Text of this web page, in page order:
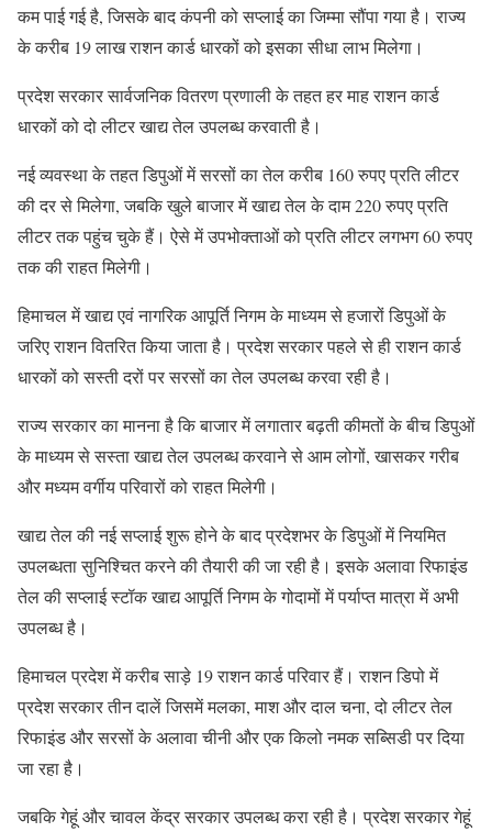
कम पाई गई है, जिसके बाद कंपनी को सप्लाई का जिम्मा सौंपा गया है। राज्य
के करीब 19 लाख राशन कार्ड धारकों को इसका सीधा लाभ मिलेगा।
प्रदेश सरकार सार्वजनिक वितरण प्रणाली के तहत हर माह राशन कार्ड
धारकों को दो लीटर खाद्य तेल उपलब्ध करवाती है।
नई व्यवस्था के तहत डिपुओं में सरसों का तेल करीब 160 रुपए प्रति लीटर
की दर से मिलेगा, जबकि खुले बाजार में खाद्य तेल के दाम 220 रुपए प्रति
लीटर तक पहुंच चुके हैं। ऐसे में उपभोक्ताओं को प्रति लीटर लगभग 60 रुपए
तक की राहत मिलेगी।
हिमाचल में खाद्य एवं नागरिक आपूर्ति निगम के माध्यम से हजारों डिपुओं के
जरिए राशन वितरित किया जाता है। प्रदेश सरकार पहले से ही राशन कार्ड
धारकों को सस्ती दरों पर सरसों का तेल उपलब्ध करवा रही है।
राज्य सरकार का मानना है कि बाजार में लगातार बढ़ती कीमतों के बीच डिपुओं
के माध्यम से सस्ता खाद्य तेल उपलब्ध करवाने से आम लोगों, खासकर गरीब
और मध्यम वर्गीय परिवारों को राहत मिलेगी।
खाद्य तेल की नई सप्लाई शुरू होने के बाद प्रदेशभर के डिपुओं में नियमित
उपलब्धता सुनिश्चित करने की तैयारी की जा रही है। इसके अलावा रिफाइंड
तेल की सप्लाई स्टॉक खाद्य आपूर्ति निगम के गोदामों में पर्याप्त मात्रा में अभी
उपलब्ध है।
हिमाचल प्रदेश में करीब साड़े 19 राशन कार्ड परिवार हैं। राशन डिपो में
प्रदेश सरकार तीन दालें जिसमें मलका, माश और दाल चना, दो लीटर तेल
रिफाइंड और सरसों के अलावा चीनी और एक किलो नमक सब्सिडी पर दिया
जा रहा है।
जबकि गेहूं और चावल केंद्र सरकार उपलब्ध करा रही है। प्रदेश सरकार गेहूं